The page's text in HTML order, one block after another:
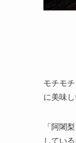
モチモ
に美味し
「阿闍
してい